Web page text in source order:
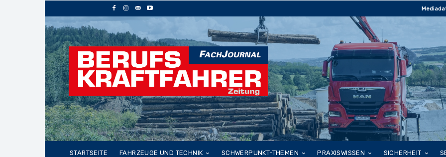
STARTSEITE FAHRZEUGE UND TECHNIK SCHWERPUNKT-THEMEN PRAXISWISSEN SICHERHEIT